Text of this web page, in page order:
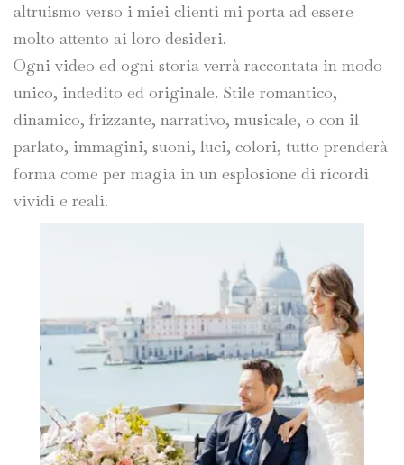
altruismo verso i miei clienti mi porta ad essere
molto attento ai loro desideri.
Ogni video ed ogni storia verrà raccontata in modo
unico, indedito ed originale. Stile romantico,
dinamico, frizzante, narrativo, musicale, o con il
parlato, immagini, suoni, luci, colori, tutto prenderà
forma come per magia in un esplosione di ricordi
vividi e reali.